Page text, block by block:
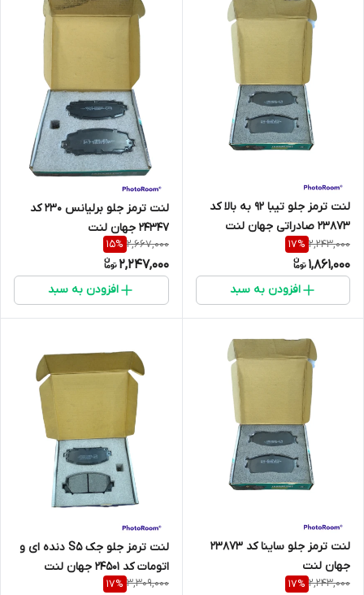
لنت ترمز جلو تیبا 92 به بالا کد
23873 صادراتی جهان لنت
2,243,000
17%
1,861,000
افزودن به سبد
لنت ترمز جلو برلیانس 230 کد
24347 جهان لنت
2,667,000
15%
2,247,000
افزودن به سبد
لنت ترمز جلو ساینا کد 23873
جهان لنت
2,243,000
17%
لنت ترمز جلو جک S5 دنده ای و
اتومات کد 24501 جهان لنت
3,309,000
17%